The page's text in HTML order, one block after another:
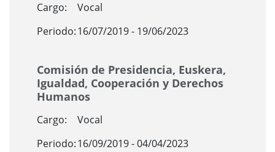
Cargo:
Vocal
Periodo:16/07/2019 - 19/06/2023
Comisión de Presidencia, Euskera,
Igualdad, Cooperación y Derechos
Humanos
Cargo:
Vocal
Periodo:16/09/2019 - 04/04/2023